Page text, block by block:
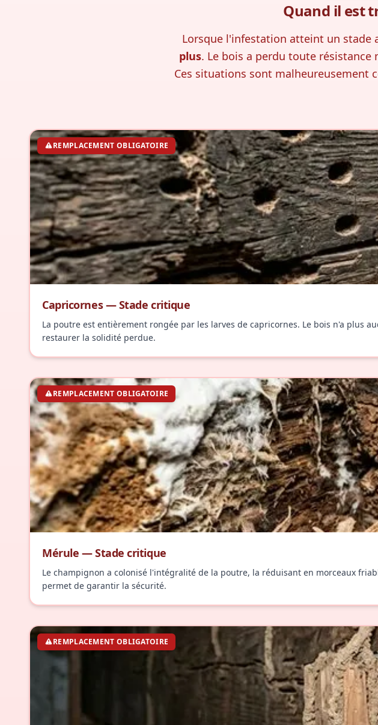
Quand il est
Lorsque l'infestation atteint un stade
plus. Le bois a perdu toute
Ces situations sont malheureusement
REMPLACEMENT OBLIGATOIRE
Capricornes — Stade critique
La poutre est entièrement rongée par les larves de capricornes. Le bois n'a plus
restaurer la solidité perdue.
REMPLACEMENT OBLIGATOIRE
Mérule — Stade critique
Le champignon a colonisé l'intégralité de la poutre, la réduisant en morceaux
permet de garantir la sécurité.
REMPLACEMENT OBLIGATOIRE